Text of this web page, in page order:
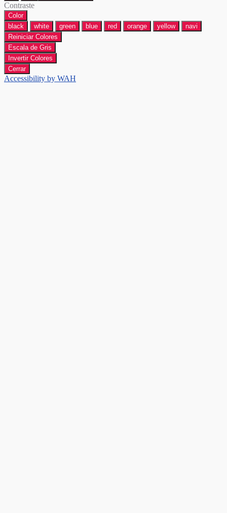
Contraste
Color
black
white green blue red orange yellow
navi
Reiniciar Colores
Escala de Gris
Invertir Colores
Cerrar
Accessibility by WAH